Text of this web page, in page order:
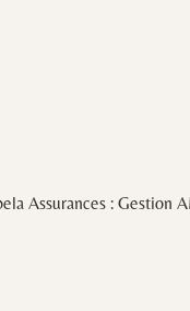
Assurances : Gestion